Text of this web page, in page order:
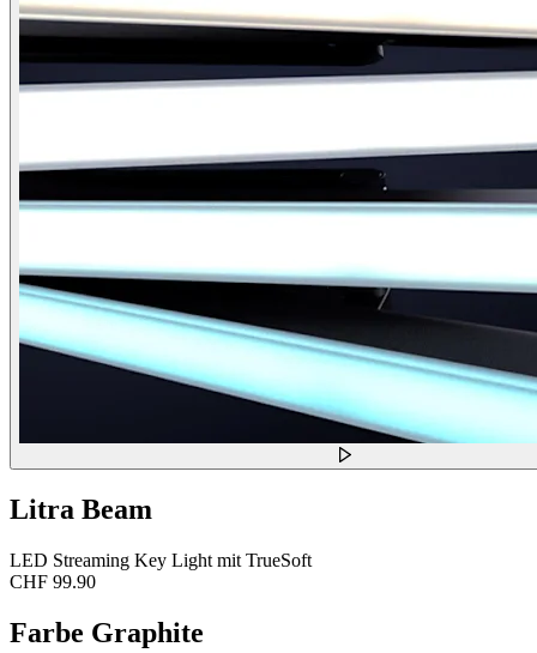
Litra Beam
LED Streaming Key Light mit TrueSoft
CHF 99.90
Farbe Graphite